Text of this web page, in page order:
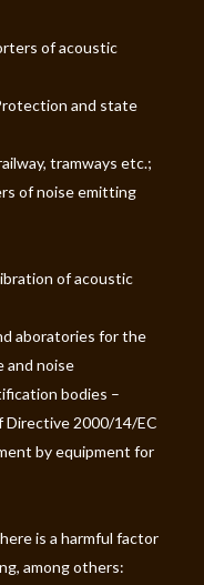
of acoustic
and state
tramways etc.;
of noise emitting
of acoustic
aboratories for the
and noise
bodies –
Directive 2000/14/EC
by equipment for
is a harmful factor
among others: